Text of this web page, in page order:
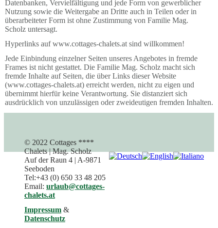
Datenbanken, Vervielfältigung und jede Form von gewerblicher
Nutzung sowie die Weitergabe an Dritte auch in Teilen oder in
überarbeiteter Form ist ohne Zustimmung von Familie Mag.
Scholz untersagt.
Hyperlinks auf www.cottages-chalets.at sind willkommen!
Jede Einbindung einzelner Seiten unseres Angebotes in fremde
Frames ist nicht gestattet. Die Familie Mag. Scholz macht sich
fremde Inhalte auf Seiten, die über Links dieser Website
(www.cottages-chalets.at) erreicht werden, nicht zu eigen und
übernimmt hierfür keine Verantwortung. Sie distanziert sich
ausdrücklich von unzulässigen oder zweideutigen fremden Inhalten.
© 2022 Cottages ****
Chalets | Mag. Scholz
Auf der Raun 4 | A-9871
Seeboden
Tel:+43 (0) 650 33 48 205
Email: urlaub@cottages-
chalets.at
Impressum &
Datenschutz